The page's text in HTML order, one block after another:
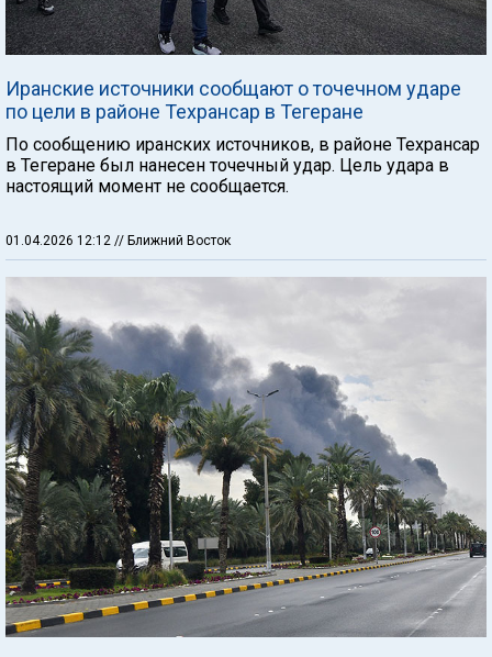
Иранские источники сообщают о точечном ударе
по цели в районе Техрансар в Тегеране
По сообщению иранских источников, в районе Техрансар
в Тегеране был нанесен точечный удар. Цель удара в
настоящий момент не сообщается.
01.04.2026 12:12 // Ближний Восток